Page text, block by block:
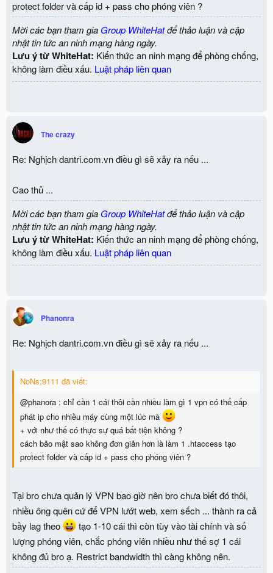
protect folder và cấp id + pass cho phóng viên ?
Mời các bạn tham gia Group WhiteHatđể thảo luận và cập
nhật tin tức an ninh mạng hàng ngày.
Lưu ý từ WhiteHat: Kiến thức an ninh mạng để phòng chống,
không làm điều xấu. Luật pháp liên quan
The crazy
Re: Nghịch dantri.com.vn điều gì sẽ xảy ra nếu ...
Cao thủ ...
Mời các bạn tham gia Group WhiteHatđể thảo luận và cập
nhật tin tức an ninh mạng hàng ngày.
Lưu ý từ WhiteHat: Kiến thức an ninh mạng để phòng chống,
không làm điều xấu. Luật pháp liên quan
Phanonra
Re: Nghịch dantri.com.vn điều gì sẽ xảy ra nếu ...
NoNs;9111 đã viết:
@phanora : chỉ cần 1 cái thôi cần nhiều làm gì 1 vpn có thể cấp
phát ip cho nhiều máy cùng một lúc mà
+ với như thế có thực sự quá bất tiện không ?
cách bảo mật sao không đơn giản hơn là làm 1 .htaccess tạo
protect folder và cấp id + pass cho phóng viên ?
Tại bro chưa quản lý VPN bao giờ nên bro chưa biết đó thôi,
nhiều ông quên cứ để VPN lướt web, xem sếch ... thành ra cả
bầy lag theo
tạo 1-10 cái thì còn tùy vào tài chính và số
lượng phóng viên, chắc phóng viên nhiều như thế sợ 1 cái
không đủ bro ạ. Restrict bandwidth thì càng không nên.